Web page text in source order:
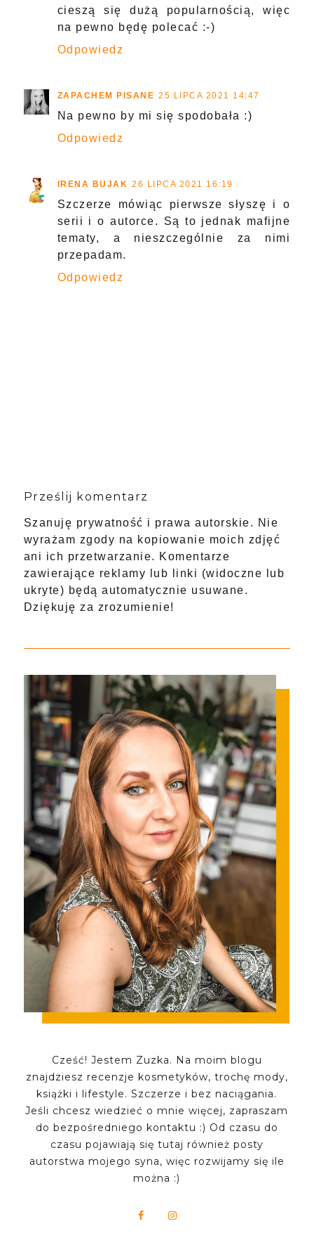
cieszą się dużą popularnością, więc
na pewno będę polecać :-)
Odpowiedz
ZAPACHEM PISANE 25 LIPCA 2021 14:47
Na pewno by mi się spodobała :)
Odpowiedz
IRENA BUJAK 26 LIPCA 2021 16:19
Szczerze mówiąc pierwsze słyszę i o
serii i o autorce. Są to jednak mafijne
tematy, a nieszczególnie za nimi
przepadam.
Odpowiedz
Prześlij komentarz
Szanuję prywatność i prawa autorskie. Nie
wyrażam zgody na kopiowanie moich zdjęć
ani ich przetwarzanie. Komentarze
zawierające reklamy lub linki (widoczne lub
ukryte) będą automatycznie usuwane.
Dziękuję za zrozumienie!
Cześć! Jestem Zuzka. Na moim blogu
znajdziesz recenzje kosmetyków, trochę mody,
książki i lifestyle. Szczerze i bez naciągania.
Jeśli chcesz wiedzieć o mnie więcej, zapraszam
do bezpośredniego kontaktu :) Od czasu do
czasu pojawiają się tutaj również posty
autorstwa mojego syna, więc rozwijamy się ile
można :)